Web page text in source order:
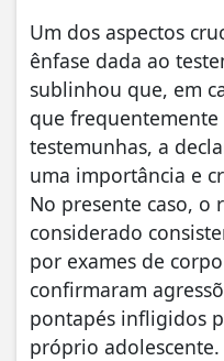
Um dos aspectos
ênfase dada ao
sublinhou que, em
que
testemunhas, a
uma importância e
No presente caso, o
considerado
por exames de
confirmaram
pontapés infligidos
próprio adolescente.